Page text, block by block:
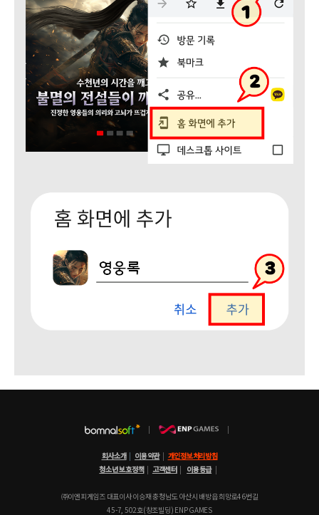
회사소개 | 이용약관 | 개인정보처리방침
청소년 보호정책 | 고객센터 | 이용등급 |
㈜이엔피게임즈 대표이사 이승재 충청남도 아산시 배방읍 희망로46번길
45-7, 502호(창조빌딩) ENP GAMES